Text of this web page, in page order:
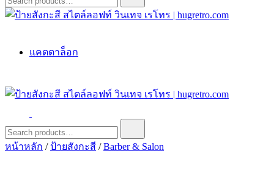
ฮาร์เล่ย์โฆษณาเก่าโบราณ มีราคาแบบสวยๆเพียบหรือสั่งทำโทร
O8664277II
for:
ฮาร์เล่ย์โฆษณาเก่าโบราณ มีราคาแบบสวยๆเพียบหรือสั่งทำโทร
แคตตาล็อก
ป้ายสังกะสี สไตล์ลอฟท์ วินเทจ เรโทร | hugretro.com
ป้ายวินเทจ แต่งบ้าน ร้านกาแฟ ผับ โรงแรม ป้ายโค้ก เป็ปซี่เวสป้า
ฮาร์เล่ย์โฆษณาเก่าโบราณ มีราคาแบบสวยๆเพียบหรือสั่งทำโทร
O8664277II
for:
หน้าหลัก /ป้ายสังกะสี /Barber & Salon